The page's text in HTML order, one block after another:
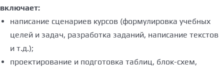
включает:
написание сценариев курсов (формулировка учебных
целей и задач, разработка заданий, написание текстов
и т.д.);
проектирование и подготовка таблиц, блок-схем,